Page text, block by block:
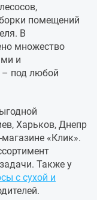
помещений
В
множество
и
под любой
Харьков, Днепр
«Клик».
Также у
с сухой и